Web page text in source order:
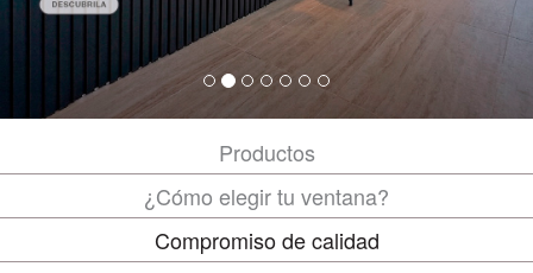
Productos
¿Cómo elegir tu ventana?
Compromiso de calidad